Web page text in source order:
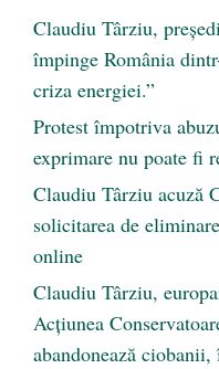
Claudiu Târziu,
împinge România
criza energiei.”
Protest împotriva
exprimare nu poate fi
Claudiu Târziu acuză
solicitarea de
online
Claudiu Târziu,
Acțiunea
abandonează